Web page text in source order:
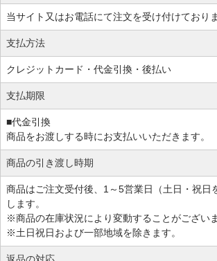
当サイト又はお電話にて注文を受け付けておりま
支払方法
クレジットカード・代金引換・後払い
支払期限
■代金引換
商品をお渡しする時にお支払いいただきます。
商品の引き渡し時期
商品はご注文受付後、1～5営業日（土日・祝日
します。
※商品の在庫状況により変動することがございま
※土日祝日および一部地域を除きます。